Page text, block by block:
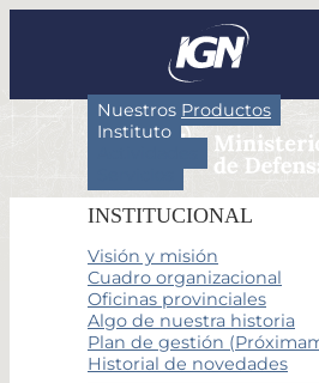
Nuestros Productos
Instituto
INSTITUCIONAL
Visión y misión
Cuadro organizacional
Oficinas provinciales
Algo de nuestra historia
Plan de gestión
Historial de novedades